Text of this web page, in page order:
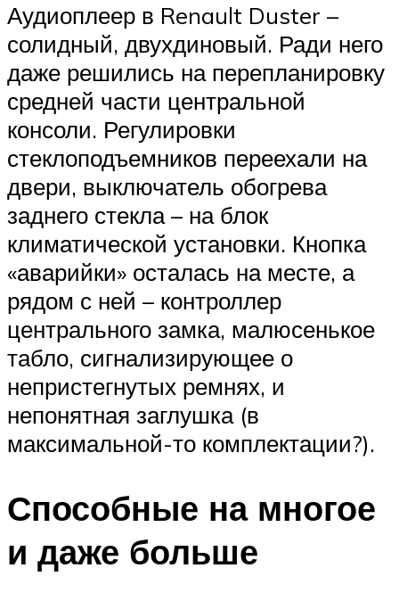
Аудиоплеер в Renault Duster –
солидный, двухдиновый. Ради него
даже решились на перепланировку
средней части центральной
консоли. Регулировки
стеклоподъемников переехали на
двери, выключатель обогрева
заднего стекла – на блок
климатической установки. Кнопка
«аварийки» осталась на месте, а
рядом с ней – контроллер
центрального замка, малюсенькое
табло, сигнализирующее о
непристегнутых ремнях, и
непонятная заглушка (в
максимальной-то комплектации?).
Способные на многое
и даже больше